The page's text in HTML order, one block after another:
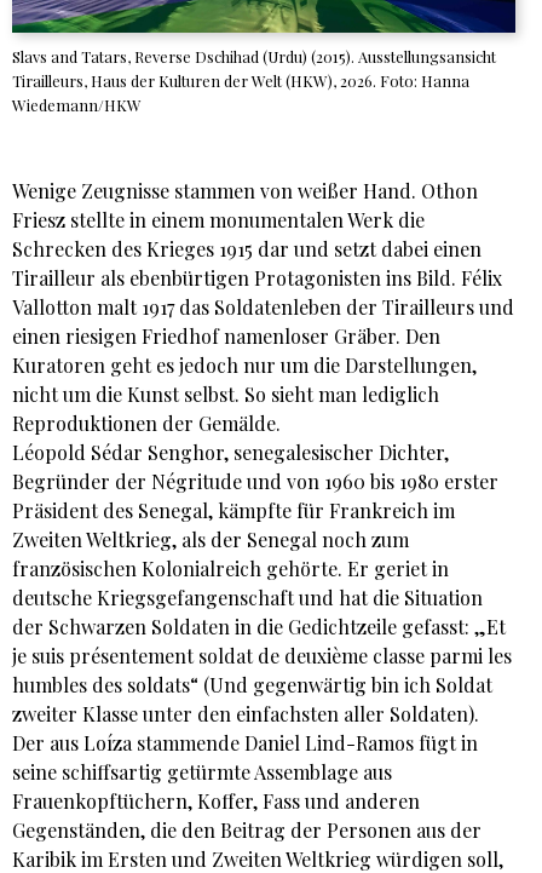
Slavs and Tatars, Reverse Dschihad (Urdu) (2015). Ausstellungsansicht
Tirailleurs, Haus der Kulturen der Welt (HKW), 2026. Foto: Hanna
Wiedemann/HKW
Wenige Zeugnisse stammen von weißer Hand. Othon
Friesz stellte in einem monumentalen Werk die
Schrecken des Krieges 1915 dar und setzt dabei einen
Tirailleur als ebenbürtigen Protagonisten ins Bild. Félix
Vallotton malt 1917 das Soldatenleben der Tirailleurs und
einen riesigen Friedhof namenloser Gräber. Den
Kuratoren geht es jedoch nur um die Darstellungen,
nicht um die Kunst selbst. So sieht man lediglich
Reproduktionen der Gemälde.
Léopold Sédar Senghor, senegalesischer Dichter,
Begründer der Négritude und von 1960 bis 1980 erster
Präsident des Senegal, kämpfte für Frankreich im
Zweiten Weltkrieg, als der Senegal noch zum
französischen Kolonialreich gehörte. Er geriet in
deutsche Kriegsgefangenschaft und hat die Situation
der Schwarzen Soldaten in die Gedichtzeile gefasst: „Et
je suis présentement soldat de deuxième classe parmi les
humbles des soldats“ (Und gegenwärtig bin ich Soldat
zweiter Klasse unter den einfachsten aller Soldaten).
Der aus Loíza stammende Daniel Lind-Ramos fügt in
seine schiffsartig getürmte Assemblage aus
Frauenkopftüchern, Koffer, Fass und anderen
Gegenständen, die den Beitrag der Personen aus der
Karibik im Ersten und Zweiten Weltkrieg würdigen soll,